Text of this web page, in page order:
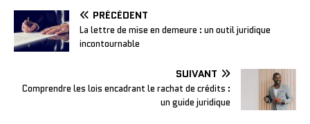
PRÉCÉDENT
La lettre de mise en demeure : un outil juridique
incontournable
SUIVANT
Comprendre les lois encadrant le rachat de crédits :
un guide juridique